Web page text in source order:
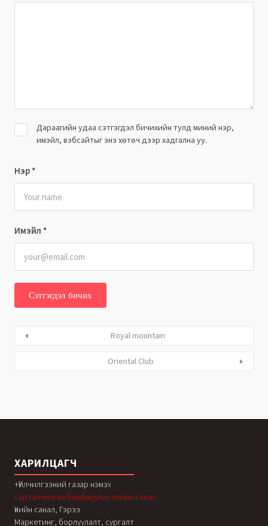
Нэр *
Имэйл *
Дараагийн удаа сэтгэгдэл бичихийн тулд миний нэр,
имэйл, вэбсайтыг энэ хөтөч дээр хадгална уу.
Royal mountain
Oriental Club
ХАРИЛЦАГЧ
+Үйлчилгээний газар нэмэх
Сурталчилгаа байршуулах үнийн санал
Үнийн санал, Гэрээ
Маркетинг, борлуулалт, сургалт